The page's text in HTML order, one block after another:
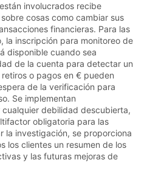
involucrados recibe
cosas como cambiar sus
financieras. Para las
la inscripción para monitoreo de
disponible cuando sea
de la cuenta para detectar un
o pagos en € pueden
de la verificación para
Se implementan
debilidad descubierta,
obligatoria para las
la investigación, se proporciona
los clientes un resumen de los
y las futuras mejoras de